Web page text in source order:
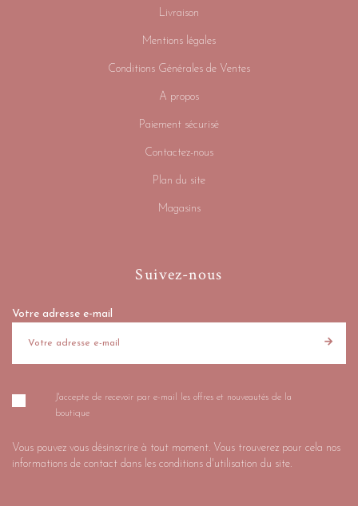
Livraison
Mentions légales
Conditions Générales de Ventes
A propos
Paiement sécurisé
Contactez-nous
Plan du site
Magasins
Suivez-nous
Votre adresse e-mail
J'accepte de recevoir par e-mail les offres et nouveautés de la
boutique
Vous pouvez vous désinscrire à tout moment. Vous trouverez pour cela nos
informations de contact dans les conditions d'utilisation du site.